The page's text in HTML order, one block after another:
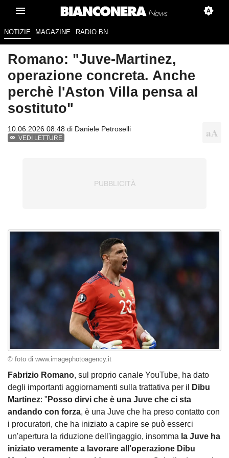
NOTIZIE MAGAZINE RADIO BN
Romano: "Juve-Martinez,
operazione concreta. Anche
perchè l'Aston Villa pensa al
sostituto"
10.06.2026 08:48 di Daniele Petroselli
VEDI LETTURE
© foto di www.imagephotoagency.it
Fabrizio Romano, sul proprio canale YouTube, ha dato
degli importanti aggiornamenti sulla trattativa per il
Dibu
Martinez: " Posso dirvi che è una Juve che ci sta
andando con forza, è una Juve che ha preso contatto con
i procuratori, che ha iniziato a capire se può esserci
un'apertura la riduzione dell'ingaggio, insomma la Juve ha
iniziato veramente a lavorare all'operazione Dibu